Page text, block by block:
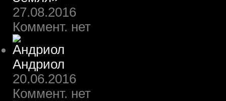
27.08.2016
Коммент. нет
Андриол
20.06.2016
Коммент. нет